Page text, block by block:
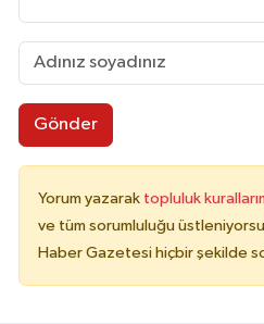
Gönder
Yorum yazarak topluluk
ve tüm sorumluluğu
Haber Gazetesi hiçbir şekilde